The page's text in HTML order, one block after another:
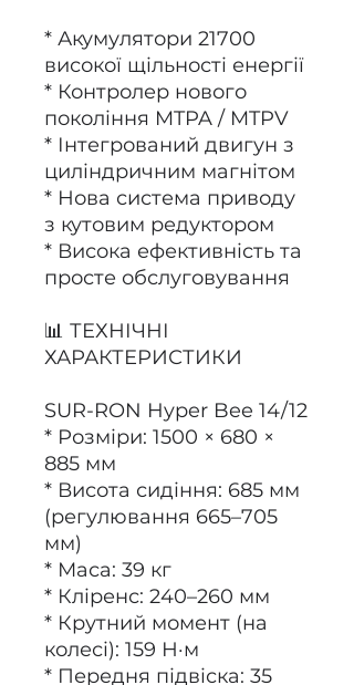
* Акумулятори 21700
високої щільності енергії
* Контролер нового
покоління MTPA / MTPV
* Інтегрований двигун з
циліндричним магнітом
* Нова система приводу
з кутовим редуктором
* Висока ефективність та
просте обслуговування
📊 ТЕХНІЧНІ
ХАРАКТЕРИСТИКИ
SUR-RON Hyper Bee 14/12
* Розміри: 1500 × 680 ×
885 мм
* Висота сидіння: 685 мм
(регулювання 665–705
мм)
* Маса: 39 кг
* Кліренс: 240–260 мм
* Крутний момент (на
колесі): 159 Н·м
* Передня підвіска: 35